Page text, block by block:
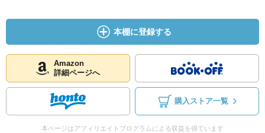
本棚に登録する
Amazon
詳細ページへ
購入ストア一覧
本ページはアフィリエイトプログラムによる収益を得ています